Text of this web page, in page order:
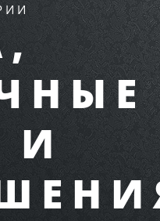
И